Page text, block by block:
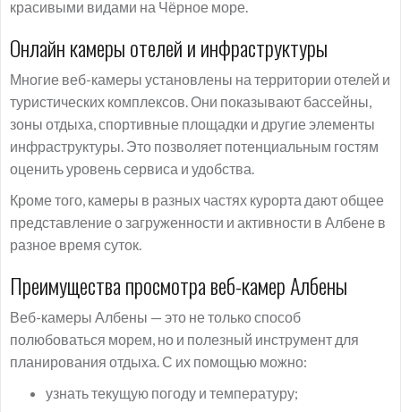
красивыми видами на Чёрное море.
Онлайн камеры отелей и инфраструктуры
Многие веб-камеры установлены на территории отелей и
туристических комплексов. Они показывают бассейны,
зоны отдыха, спортивные площадки и другие элементы
инфраструктуры. Это позволяет потенциальным гостям
оценить уровень сервиса и удобства.
Кроме того, камеры в разных частях курорта дают общее
представление о загруженности и активности в Албене в
разное время суток.
Преимущества просмотра веб-камер Албены
Веб-камеры Албены — это не только способ
полюбоваться морем, но и полезный инструмент для
планирования отдыха. С их помощью можно:
узнать текущую погоду и температуру;